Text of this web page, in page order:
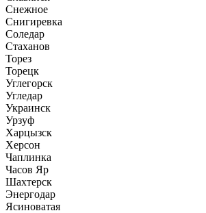
Снежное
Снигиревка
Соледар
Стаханов
Торез
Торецк
Углегорск
Угледар
Украинск
Урзуф
Харцызск
Херсон
Чаплинка
Часов Яр
Шахтерск
Энергодар
Ясиноватая